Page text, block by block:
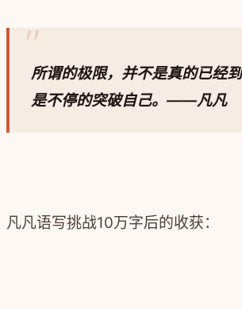
所谓的极限，并不是真的已经
是不停的突破自己。 ——凡凡
凡凡语写挑战10万字后的收获：